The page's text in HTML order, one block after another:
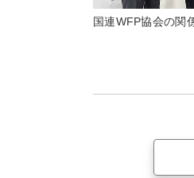
国連WFP協会の関